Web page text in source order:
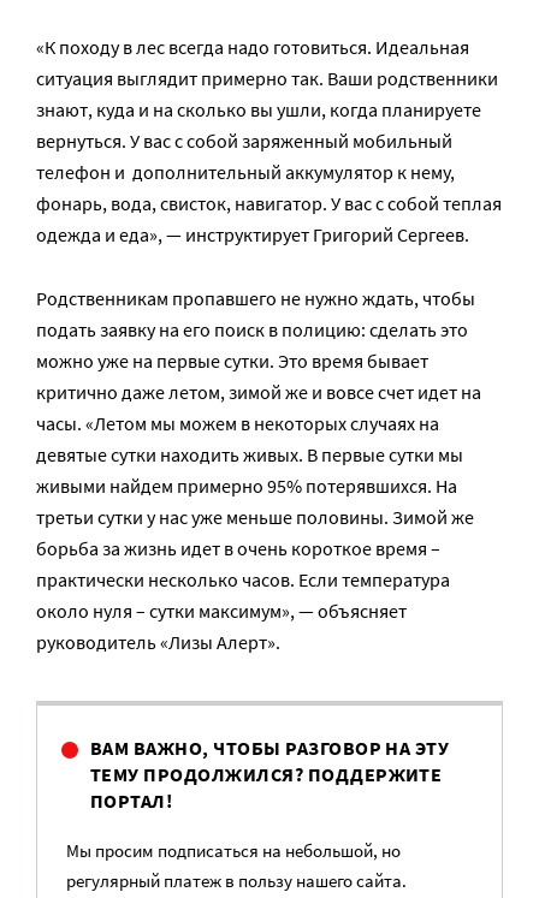
«К походу в лес всегда надо готовиться. Идеальная
ситуация выглядит примерно так. Ваши родственники
знают, куда и на сколько вы ушли, когда планируете
вернуться. У вас с собой заряженный мобильный
телефон и дополнительный аккумулятор к нему,
фонарь, вода, свисток, навигатор. У вас с собой теплая
одежда и еда», — инструктирует Григорий Сергеев.
Родственникам пропавшего не нужно ждать, чтобы
подать заявку на его поиск в полицию: сделать это
можно уже на первые сутки. Это время бывает
критично даже летом, зимой же и вовсе счет идет на
часы. «Летом мы можем в некоторых случаях на
девятые сутки находить живых. В первые сутки мы
живыми найдем примерно 95% потерявшихся. На
третьи сутки у нас уже меньше половины. Зимой же
борьба за жизнь идет в очень короткое время –
практически несколько часов. Если температура
около нуля – сутки максимум», — объясняет
руководитель «Лизы Алерт».
ВАМ ВАЖНО, ЧТОБЫ РАЗГОВОР НА ЭТУ
ТЕМУ ПРОДОЛЖИЛСЯ? ПОДДЕРЖИТЕ
ПОРТАЛ!
Мы просим подписаться на небольшой, но
регулярный платеж в пользу нашего сайта.